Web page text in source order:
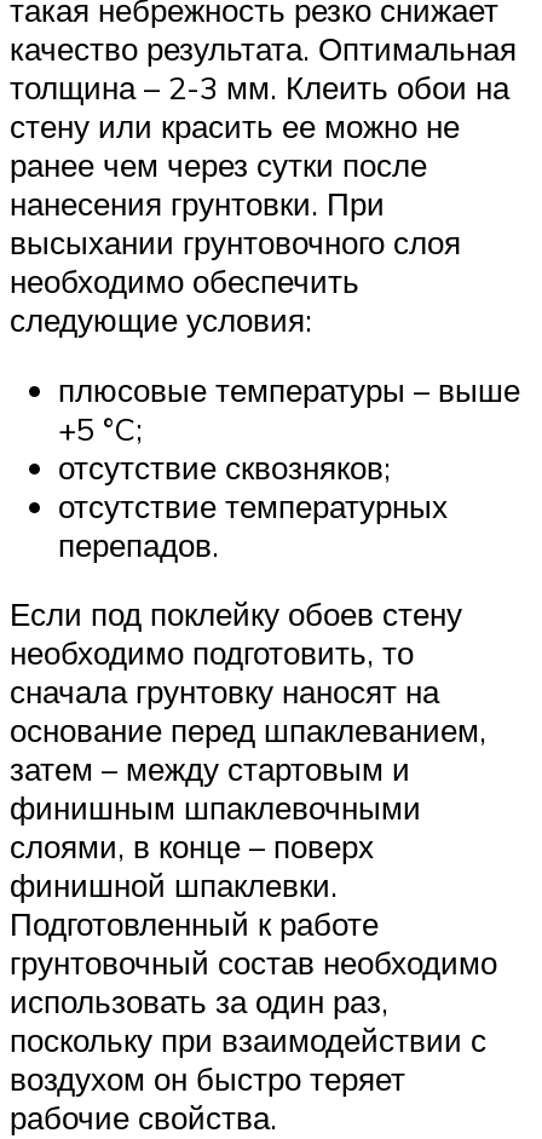
такая небрежность резко снижает
качество результата. Оптимальная
толщина – 2-3 мм. Клеить обои на
стену или красить ее можно не
ранее чем через сутки после
нанесения грунтовки. При
высыхании грунтовочного слоя
необходимо обеспечить
следующие условия:
плюсовые температуры – выше
+5 °C;
отсутствие сквозняков;
отсутствие температурных
перепадов.
Если под поклейку обоев стену
необходимо подготовить, то
сначала грунтовку наносят на
основание перед шпаклеванием,
затем – между стартовым и
финишным шпаклевочными
слоями, в конце – поверх
финишной шпаклевки.
Подготовленный к работе
грунтовочный состав необходимо
использовать за один раз,
поскольку при взаимодействии с
воздухом он быстро теряет
рабочие свойства.